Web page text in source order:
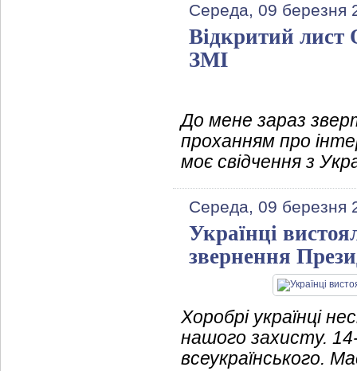
Середа, 09 березня
Відкритий лист
ЗМІ
До мене зараз
проханням про
моє свідчення з
Середа, 09 березня
Українці
звернення
Хоробрі українці
нашого захисту.
всеукраїнського.